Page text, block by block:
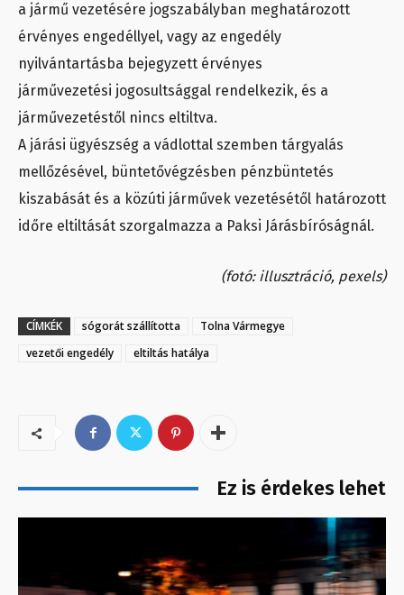
a jármű vezetésére jogszabályban meghatározott
érvényes engedéllyel, vagy az engedély
nyilvántartásba bejegyzett érvényes
járművezetési jogosultsággal rendelkezik, és a
járművezetéstől nincs eltiltva.
A járási ügyészség a vádlottal szemben tárgyalás
mellőzésével, büntetővégzésben pénzbüntetés
kiszabását és a közúti járművek vezetésétől határozott
időre eltiltását szorgalmazza a Paksi Járásbíróságnál.
(fotó: illusztráció, pexels)
CÍMKÉK sógorát szállította
Tolna Vármegye
vezetői engedély
eltiltás hatálya
Ez is érdekes lehet